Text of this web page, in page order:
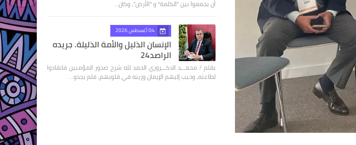
أن يجمعوا بين "الكلمة" و "الأرض"، وكان…
04 أغسطس 2026
الإنسان الذليل والأمة الذليلة. جريده
الراصد24
بقلم / محمـــد الدكـــروري الحمد لله شرح صدور المؤمنين فانقادوا
لطاعته، وحبب إليهم الإيمان وزينه في قلوبهم، فلم يجدو…